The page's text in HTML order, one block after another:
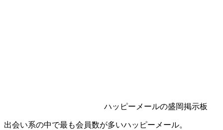
ハッピーメールの盛岡掲示板
出会い系の中で最も会員数が多いハッピーメール。